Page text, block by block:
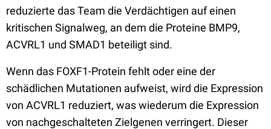
reduzierte das Team die Verdächtigen auf einen
kritischen Signalweg, an dem die Proteine BMP9,
ACVRL1 und SMAD1 beteiligt sind.
Wenn das FOXF1-Protein fehlt oder eine der
schädlichen Mutationen aufweist, wird die Expression
von ACVRL1 reduziert, was wiederum die Expression
von nachgeschalteten Zielgenen verringert. Dieser